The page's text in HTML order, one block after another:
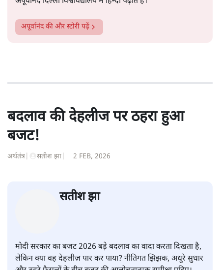
अपूर्वानंदकी और स्टोरी पढ़ें
बदलाव की देहलीज पर ठहरा हुआ
बजट!
अर्थतंत्र सतीश झा 2 FEB, 2026